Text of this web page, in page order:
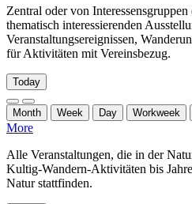
Zentral oder von
thematisch interessierenden
Veranstaltungsereignissen,
für Aktivitäten mit Vereinsbezug.
Today
Month Week Day Workweek
More
Alle Veranstaltungen, die in der
Kultig-Wandern-Aktivitäten bis
Natur stattfinden.